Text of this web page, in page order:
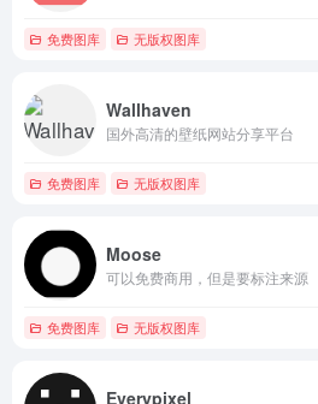
免费图库 无版权图库
Wallhaven
国外高清的壁纸网站分享平台
免费图库 无版权图库
Moose
可以免费商用，但是要标注来源
免费图库 无版权图库
Everypixel